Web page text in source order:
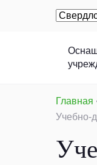
Главная
Учебно-